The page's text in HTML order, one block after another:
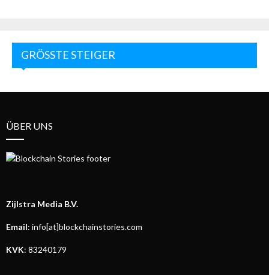
GRÖSSTE STEIGER
ÜBER UNS
Zijlstra Media B.V.
Email: info[at]blockchainstories.com
KVK: 83240179